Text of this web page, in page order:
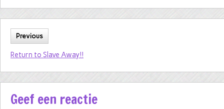
Previous
Return to Slave Away!!
Geef een reactie